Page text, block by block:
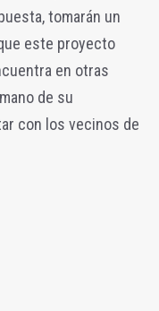
tomarán un
este proyecto
en otras
de su
con los vecinos de